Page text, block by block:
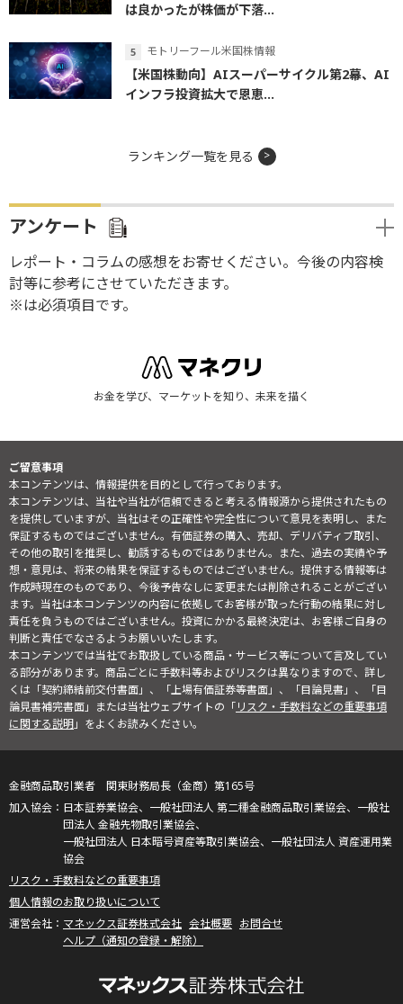
は良かったが株価が下落...
モトリーフール米国株情報
【米国株動向】AIスーパーサイクル第2幕、AI
インフラ投資拡大で恩恵...
ランキング一覧を見る
アンケート
レポート・コラムの感想をお寄せください。今後の内容検
討等に参考にさせていただきます。
※は必須項目です。
お金を学び、マーケットを知り、未来を描く
ご留意事項
本コンテンツは、情報提供を目的として行っております。
本コンテンツは、当社や当社が信頼できると考える情報源から提供されたもの
を提供していますが、当社はその正確性や完全性について意見を表明し、また
保証するものではございません。有価証券の購入、売却、デリバティブ取引、
その他の取引を推奨し、勧誘するものではありません。また、過去の実績や予
想・意見は、将来の結果を保証するものではございません。提供する情報等は
作成時現在のものであり、今後予告なしに変更または削除されることがござい
ます。当社は本コンテンツの内容に依拠してお客様が取った行動の結果に対し
責任を負うものではございません。投資にかかる最終決定は、お客様ご自身の
判断と責任でなさるようお願いいたします。
本コンテンツでは当社でお取扱している商品・サービス等について言及してい
る部分があります。商品ごとに手数料等およびリスクは異なりますので、詳し
くは「契約締結前交付書面」、「上場有価証券等書面」、「目論見書」、「目
論見書補完書面」または当社ウェブサイトの「リスク・手数料などの重要事項
に関する説明」をよくお読みください。
金融商品取引業者 関東財務局長（金商）第165号
日本証券業協会、一般社団法人 第二種金融商品取引業協会、一般社
団法人 金融先物取引業協会、
一般社団法人 日本暗号資産等取引業協会、一般社団法人 資産運用業
協会
リスク・手数料などの重要事項
個人情報のお取り扱いについて
マネックス証券株式会社 会社概要 お問合せ
ヘルプ（通知の登録・解除）